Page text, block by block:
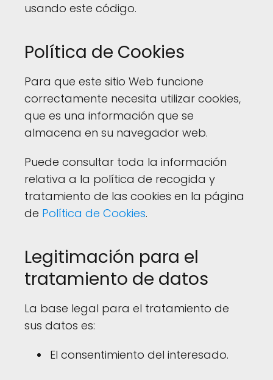
usando este código.
Política de Cookies
Para que este sitio Web funcione
correctamente necesita utilizar cookies,
que es una información que se
almacena en su navegador web.
Puede consultar toda la información
relativa a la política de recogida y
tratamiento de las cookies en la página
de Política de Cookies.
Legitimación para el
tratamiento de datos
La base legal para el tratamiento de
sus datos es:
El consentimiento del interesado.